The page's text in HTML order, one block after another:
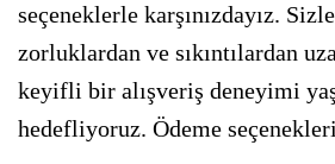
seçeneklerle karşınızdayız.
zorluklardan ve sıkıntılardan
keyifli bir alışveriş deneyimi
hedefliyoruz. Ödeme